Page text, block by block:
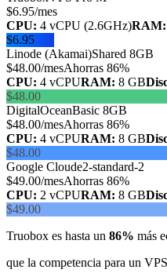
$6.95/mes
CPU: 4 vCPU (2.6GHz)RAM:
$6.95
Linode (Akamai)Shared 8GB
$48.00/mesAhorras 86%
CPU: 4 vCPURAM: 8 GB
$48.00
DigitalOceanBasic 8GB
$48.00/mesAhorras 86%
CPU: 4 vCPURAM: 8 GB
$48.00
Google Cloude2-standard-2
$49.00/mesAhorras 86%
CPU: 2 vCPURAM: 8 GB
$49.00
Truobox es hasta un 86% más
que la competencia para un